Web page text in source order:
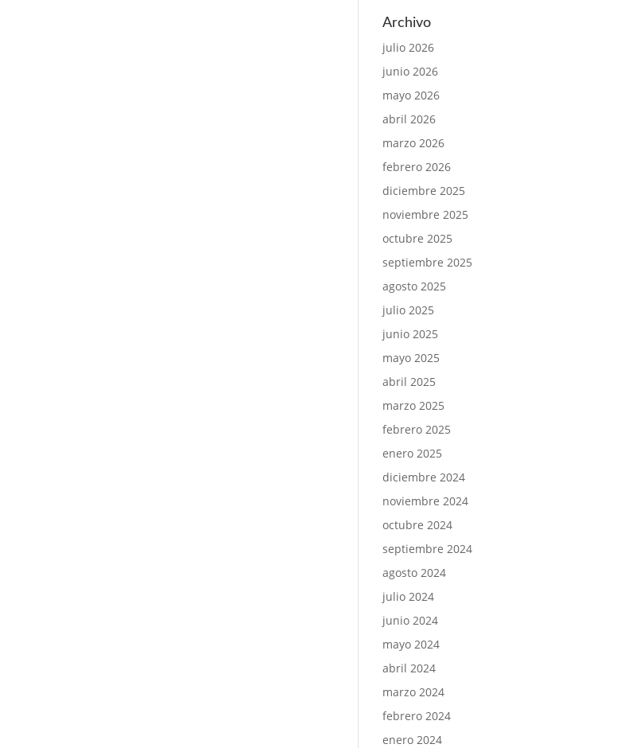
Archivo
julio 2026
junio 2026
mayo 2026
abril 2026
marzo 2026
febrero 2026
diciembre 2025
noviembre 2025
octubre 2025
septiembre 2025
agosto 2025
julio 2025
junio 2025
mayo 2025
abril 2025
marzo 2025
febrero 2025
enero 2025
diciembre 2024
noviembre 2024
octubre 2024
septiembre 2024
agosto 2024
julio 2024
junio 2024
mayo 2024
abril 2024
marzo 2024
febrero 2024
enero 2024